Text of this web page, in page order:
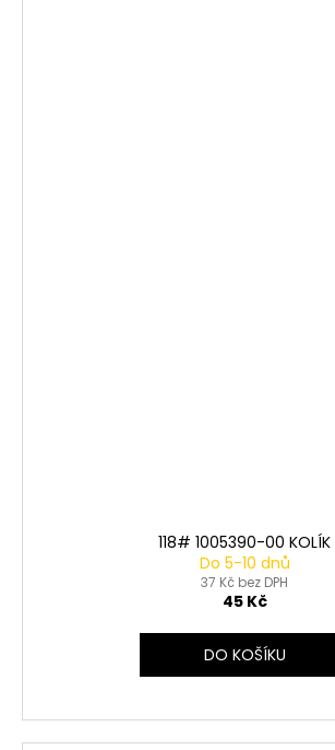
118# 1005390-00 KOLÍK
Do 5-10 dnů
37 Kč bez DPH
45 Kč
DO KOŠÍKU